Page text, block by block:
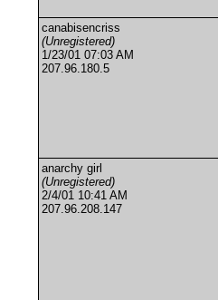
canabisencriss
(Unregistered)
1/23/01 07:03 AM
207.96.180.5
anarchy girl
(Unregistered)
2/4/01 10:41 AM
207.96.208.147